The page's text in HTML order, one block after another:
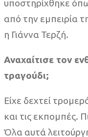
υποστηρίχθηκε
από την εμπειρία
η Γιάννα Τερζή.
Αναχαίτισε τον
τραγούδι;
Είχε δεχτεί
και τις εκπομπές.
Όλα αυτά